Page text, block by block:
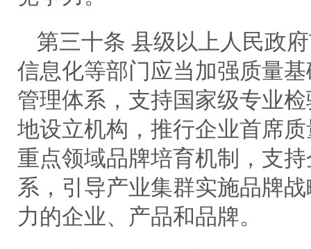
第三十条 县级以上人民政
信息化等部门应当加强质量
管理体系，支持国家级专业
地设立机构，推行企业首席
重点领域品牌培育机制，支
系，引导产业集群实施品牌
力的企业、产品和品牌。